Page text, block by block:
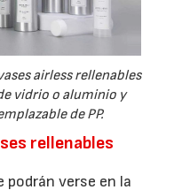
airless rellenables
vidrio o aluminio y
de PP.
rellenables
podrán verse en la